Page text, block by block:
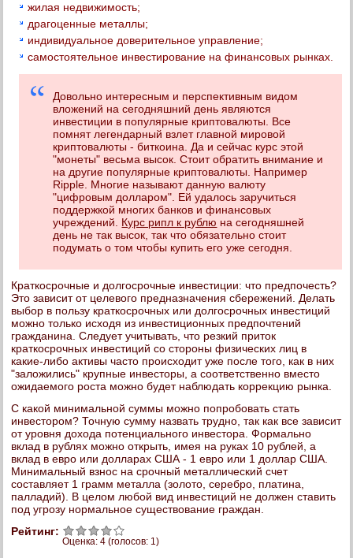
жилая недвижимость;
драгоценные металлы;
индивидуальное доверительное управление;
самостоятельное инвестирование на финансовых рынках.
Довольно интересным и перспективным видом
вложений на сегодняшний день являются
инвестиции в популярные криптовалюты. Все
помнят легендарный взлет главной мировой
криптовалюты - биткоина. Да и сейчас курс этой
"монеты" весьма высок. Стоит обратить внимание и
на другие популярные криптовалюты. Например
Ripple. Многие называют данную валюту
"цифровым долларом". Ей удалось заручиться
поддержкой многих банков и финансовых
учреждений. Курс рипл к рублю на сегодняшней
день не так высок, так что обязательно стоит
подумать о том чтобы купить его уже сегодня.
Краткосрочные и долгосрочные инвестиции: что предпочесть?
Это зависит от целевого предназначения сбережений. Делать
выбор в пользу краткосрочных или долгосрочных инвестиций
можно только исходя из инвестиционных предпочтений
гражданина. Следует учитывать, что резкий приток
краткосрочных инвестиций со стороны физических лиц в
какие-либо активы часто происходит уже после того, как в них
"заложились" крупные инвесторы, а соответственно вместо
ожидаемого роста можно будет наблюдать коррекцию рынка.
С какой минимальной суммы можно попробовать стать
инвестором? Точную сумму назвать трудно, так как все зависит
от уровня дохода потенциального инвестора. Формально
вклад в рублях можно открыть, имея на руках 10 рублей, а
вклад в евро или долларах США - 1 евро или 1 доллар США.
Минимальный взнос на срочный металлический счет
составляет 1 грамм металла (золото, серебро, платина,
палладий). В целом любой вид инвестиций не должен ставить
под угрозу нормальное существование граждан.
Рейтинг:
Оценка:4 (голосов: 1)